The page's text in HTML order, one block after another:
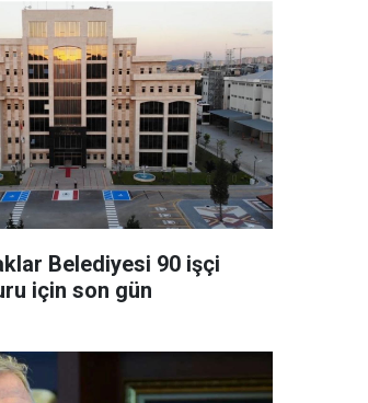
Belediyesi 90 işçi
için son gün